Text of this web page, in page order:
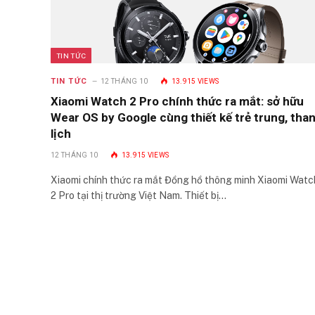
TIN TỨC
TIN TỨC 12 THÁNG 10 13.915 VIEWS
Xiaomi Watch 2 Pro chính thức ra mắt: sở hữu
Wear OS by Google cùng thiết kế trẻ trung,
lịch
12 THÁNG 10 13.915 VIEWS
Xiaomi chính thức ra mắt Đồng hồ thông minh Xiaomi
2 Pro tại thị trường Việt Nam. Thiết bị…